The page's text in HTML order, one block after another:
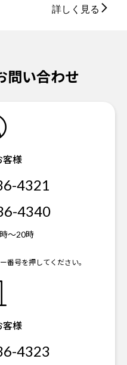
詳しく見る
問い合わせ
客様
4321
4340
～20時
番号を押してください。
客様
4323